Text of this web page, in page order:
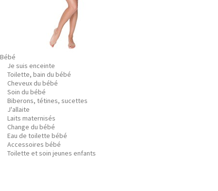
Bébé
Je suis enceinte
Toilette, bain du bébé
Cheveux du bébé
Soin du bébé
Biberons, tétines, sucettes
J'allaite
Laits maternisés
Change du bébé
Eau de toilette bébé
Accessoires bébé
Toilette et soin jeunes enfants